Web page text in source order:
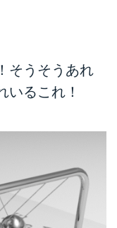
そうそうあれ
いるこれ！